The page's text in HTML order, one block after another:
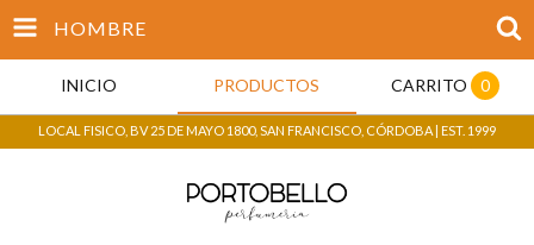
HOMBRE
INICIO PRODUCTOS CARRITO 0
LOCAL FISICO, BV 25 DE MAYO 1800, SAN FRANCISCO, CÓRDOBA | EST. 1999